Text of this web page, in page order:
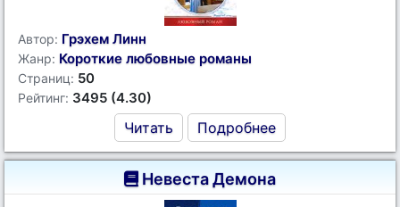
Автор: Грэхем Линн
Жанр: Короткие любовные романы
Страниц: 50
Рейтинг: 3495 (4.30)
Читать Подробнее
Невеста Демона